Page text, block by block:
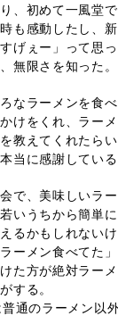
、初めて一風堂
も感動したし、
げぇー」って思
無限さを知った。
なラーメンを食
けをくれ、ラー
教えてくれたら
当に感謝している
で、美味しいラ
いうちから簡単
るかもしれない
ーメン食べてた
た方が絶対ラー
する。
普通のラーメン以